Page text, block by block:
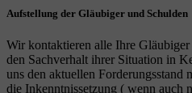
Aufstellung der Gläubiger und Schulden
Wir kontaktieren alle Ihre
den Sachverhalt ihrer Situation in
uns den aktuellen Forderungsstand
die Inkenntnissetzung ( wenn auch